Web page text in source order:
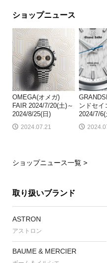
ショップニュース
OMEGA(オメガ)
FAIR 2024/7/20(土)～
2024/8/25(日)
2024.07.21
ンドセイ
2024/7/
ショップニュース一覧 >
取り扱いブランド
ASTRON
アストロン
BAUME & MERCIER